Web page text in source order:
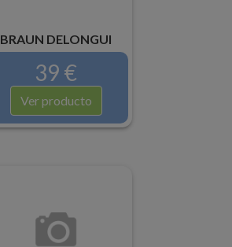
BRAUN DELONGUI
39 €
Ver producto